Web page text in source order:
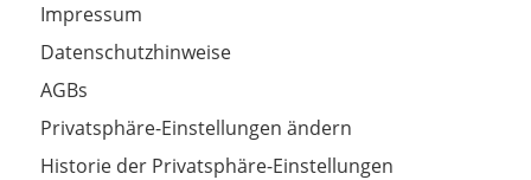
Impressum
Datenschutzhinweise
AGBs
Privatsphäre-Einstellungen ändern
Historie der Privatsphäre-Einstellungen